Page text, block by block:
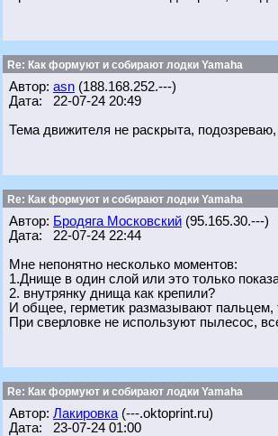
Re: Как формуют и собирают лодки Yamaha
Автор: asn (188.168.252.---)
Дата: 22-07-24 20:49
Тема движителя не раскрыта,
Re: Как формуют и собирают лодки Yamaha
Автор: Бродяга Московский (95.165.30.---)
Дата: 22-07-24 22:44
Мне непонятно несколько моментов:
1.Днище в один слой или это только
2. внутрянку днища как крепили?
И общее, герметик размазывают пальцем,
При сверловке не используют пылесос,
Re: Как формуют и собирают лодки Yamaha
Автор: Лакировка (---.oktoprint.ru)
Дата: 23-07-24 01:00